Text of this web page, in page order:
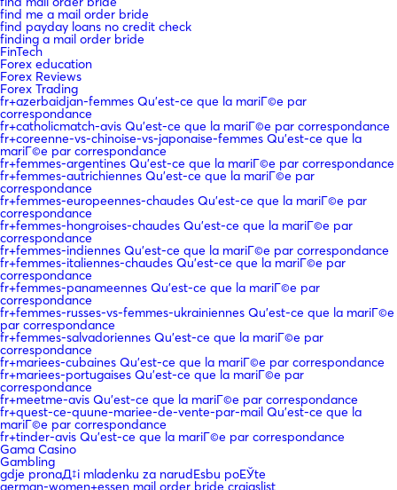
find me a mail order bride
find payday loans no credit check
finding a mail order bride
FinTech
Forex education
Forex Reviews
Forex Trading
fr+azerbaidjan-femmes Qu'est-ce que la mariГ©e par
correspondance
fr+catholicmatch-avis Qu'est-ce que la mariГ©e par correspondance
fr+coreenne-vs-chinoise-vs-japonaise-femmes Qu'est-ce que la
mariГ©e par correspondance
fr+femmes-argentines Qu'est-ce que la mariГ©e par correspondance
fr+femmes-autrichiennes Qu'est-ce que la mariГ©e par
correspondance
fr+femmes-europeennes-chaudes Qu'est-ce que la mariГ©e par
correspondance
fr+femmes-hongroises-chaudes Qu'est-ce que la mariГ©e par
correspondance
fr+femmes-indiennes Qu'est-ce que la mariГ©e par correspondance
fr+femmes-italiennes-chaudes Qu'est-ce que la mariГ©e par
correspondance
fr+femmes-panameennes Qu'est-ce que la mariГ©e par
correspondance
fr+femmes-russes-vs-femmes-ukrainiennes Qu'est-ce que la mariГ©e
par correspondance
fr+femmes-salvadoriennes Qu'est-ce que la mariГ©e par
correspondance
fr+mariees-cubaines Qu'est-ce que la mariГ©e par correspondance
fr+mariees-portugaises Qu'est-ce que la mariГ©e par
correspondance
fr+meetme-avis Qu'est-ce que la mariГ©e par correspondance
fr+quest-ce-quune-mariee-de-vente-par-mail Qu'est-ce que la
mariГ©e par correspondance
fr+tinder-avis Qu'est-ce que la mariГ©e par correspondance
Gama Casino
Gambling
gdje pronaД‡i mladenku za narudЕѕbu poЕЎte
german-women+essen mail order bride craigslist